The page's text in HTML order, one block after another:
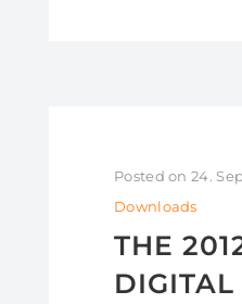
Posted on 24.
Downloads
THE
DIGITAL